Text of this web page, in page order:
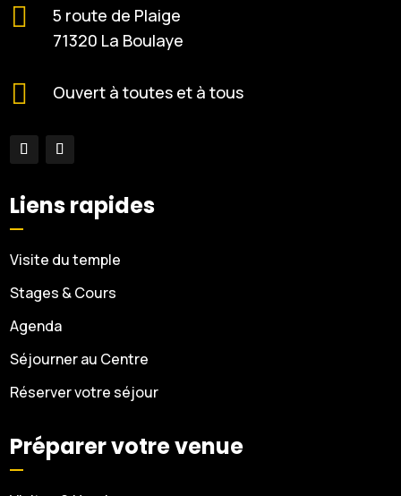

5 route de Plaige
71320 La Boulaye
 Ouvert à toutes et à tous
Liens rapides
Visite du temple
Stages & Cours
Agenda
Séjourner au Centre
Réserver votre séjour
Préparer votre venue